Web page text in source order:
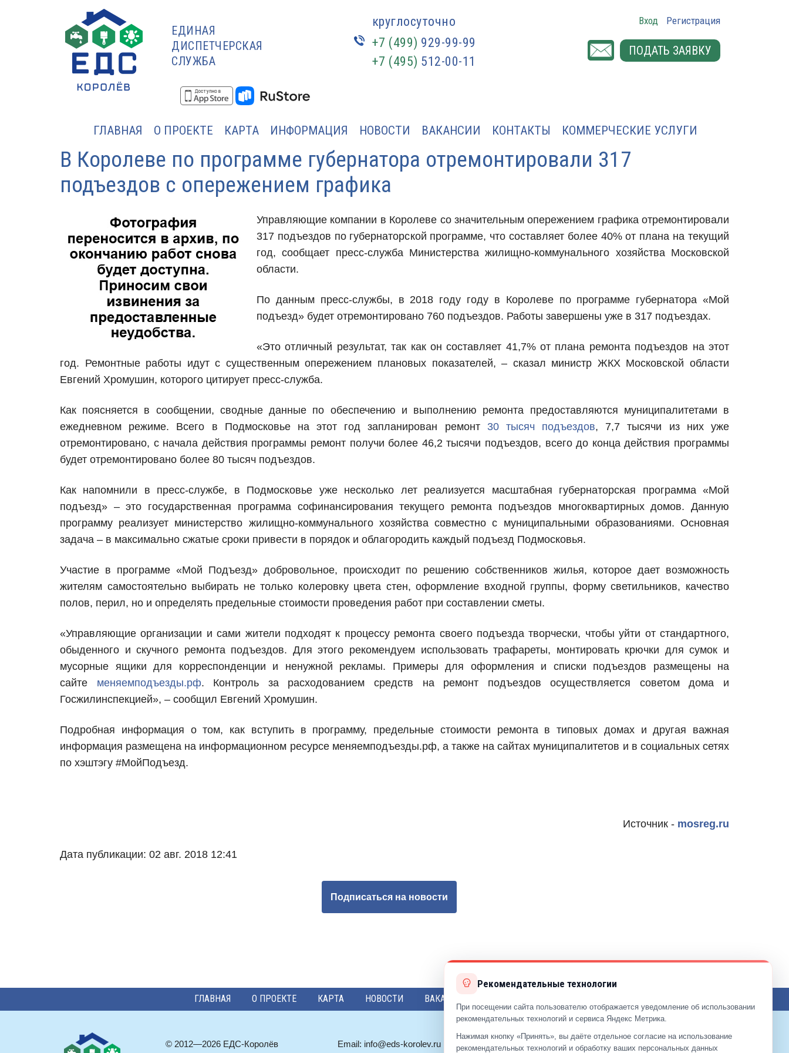
ЕДИНАЯ
ДИСПЕТЧЕРСКАЯ
СЛУЖБА
круглосуточно
+7 (499) 929-99-99
+7 (495) 512-00-11
Вход Регистрация
ПОДАТЬ ЗАЯВКУ
ГЛАВНАЯ О ПРОЕКТЕ КАРТА ИНФОРМАЦИЯ НОВОСТИ ВАКАНСИИ КОНТАКТЫ КОММЕРЧЕСКИЕ УСЛУГИ
В Королеве по программе губернатора отремонтировали 317
подъездов с опережением графика
Управляющие компании в Королеве со значительным опережением графика отремонтировали
317 подъездов по губернаторской программе, что составляет более 40% от плана на текущий
год, сообщает пресс-служба Министерства жилищно-коммунального хозяйства Московской
области.
По данным пресс-службы, в 2018 году году в Королеве по программе губернатора «Мой
подъезд» будет отремонтировано 760 подъездов. Работы завершены уже в 317 подъездах.
«Это отличный результат, так как он составляет 41,7% от плана ремонта подъездов на этот
год. Ремонтные работы идут с существенным опережением плановых показателей, – сказал министр ЖКХ Московской области
Евгений Хромушин, которого цитирует пресс-служба.
Как поясняется в сообщении, сводные данные по обеспечению и выполнению ремонта предоставляются муниципалитетами в
ежедневном режиме. Всего в Подмосковье на этот год запланирован ремонт 30 тысяч подъездов, 7,7 тысячи из них уже
отремонтировано, с начала действия программы ремонт получи более 46,2 тысячи подъездов, всего до конца действия программы
будет отремонтировано более 80 тысяч подъездов.
Как напомнили в пресс-службе, в Подмосковье уже несколько лет реализуется масштабная губернаторская программа «Мой
подъезд» – это государственная программа софинансирования текущего ремонта подъездов многоквартирных домов. Данную
программу реализует министерство жилищно-коммунального хозяйства совместно с муниципальными образованиями. Основная
задача – в максимально сжатые сроки привести в порядок и облагородить каждый подъезд Подмосковья.
Участие в программе «Мой Подъезд» добровольное, происходит по решению собственников жилья, которое дает возможность
жителям самостоятельно выбирать не только колеровку цвета стен, оформление входной группы, форму светильников, качество
полов, перил, но и определять предельные стоимости проведения работ при составлении сметы.
«Управляющие организации и сами жители подходят к процессу ремонта своего подъезда творчески, чтобы уйти от стандартного,
обыденного и скучного ремонта подъездов. Для этого рекомендуем использовать трафареты, монтировать крючки для сумок и
мусорные ящики для корреспонденции и ненужной рекламы. Примеры для оформления и списки подъездов размещены на
сайте меняемподъезды.рф. Контроль за расходованием средств на ремонт подъездов осуществляется советом дома и
Госжилинспекцией», – сообщил Евгений Хромушин.
Подробная информация о том, как вступить в программу, предельные стоимости ремонта в типовых домах и другая важная
информация размещена на информационном ресурсе меняемподъезды.рф, а также на сайтах муниципалитетов и в социальных сетях
по хэштэгу #МойПодъезд.
Источник - mosreg.ru
Дата публикации: 02 авг. 2018 12:41
Подписаться на новости
ГЛАВНАЯ О ПРОЕКТЕ КАРТА НОВОСТИ ВАКАНСИИ
© 2012—2026 ЕДС-Королёв
Email: info@eds-korolev.ru +7 (499)929-99-99
Рекомендательные технологии
При посещении сайта пользователю отображается уведомление об использовании
рекомендательных технологий и сервиса Яндекс Метрика.
Нажимая кнопку «Принять», вы даёте отдельное согласие на использование
рекомендательных технологий и обработку ваших персональных данных